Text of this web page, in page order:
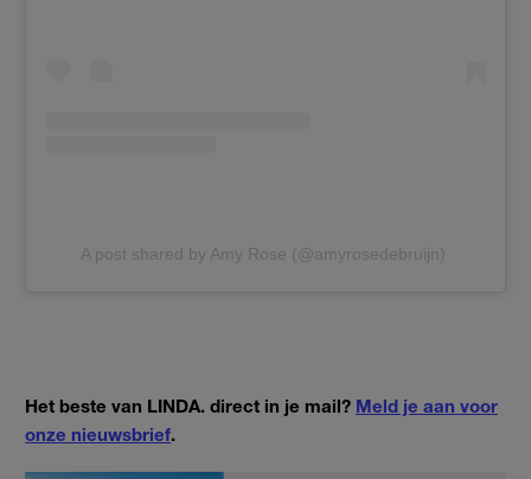
A post shared by Amy Rose (@amyrosedebruijn)
Het beste van LINDA. direct in je mail? Meld je aan voor
onze nieuwsbrief.